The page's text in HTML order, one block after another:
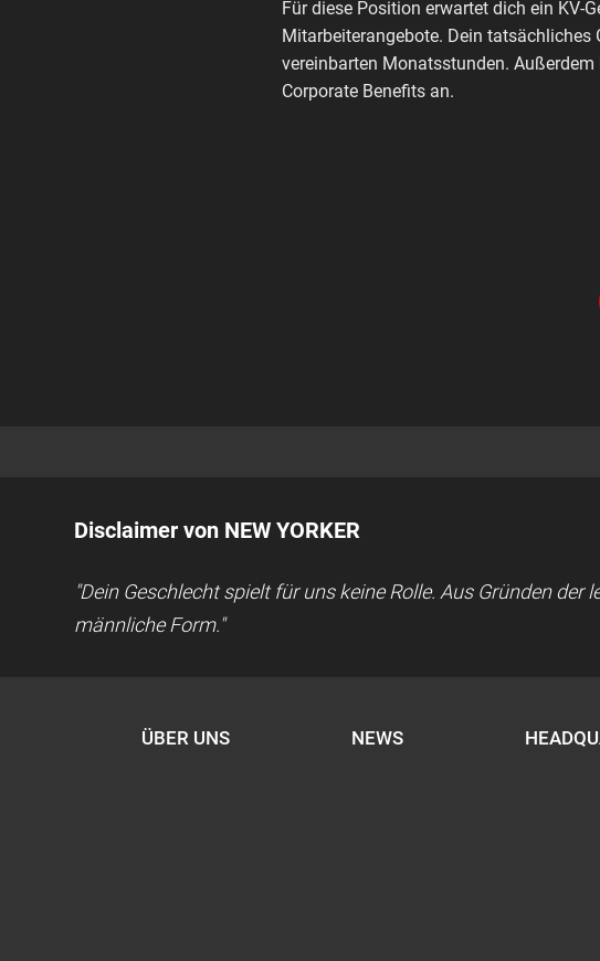
Für diese Position erwartet dich ein KV-
Mitarbeiterangebote. Dein tatsächliches
vereinbarten Monatsstunden.
Corporate Benefits an.
Disclaimer von NEW YORKER
"Dein Geschlecht spielt für uns keine Rolle. Aus Gründen
männliche Form."
ÜBER UNS NEWS